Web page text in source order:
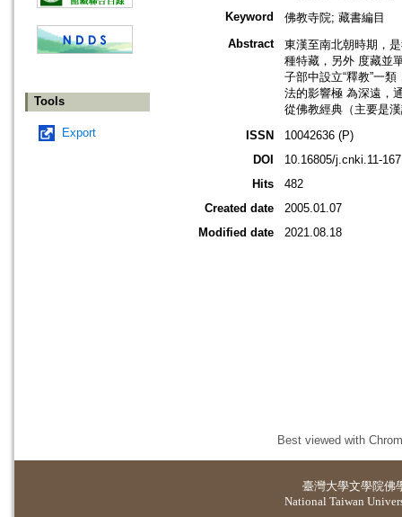
Tools
Export
Keyword
佛教寺院; 藏書編目
Abstract
東漢至南北朝時期，
種特藏，另外 度藏並
子部中設立“釋教”一
法的影響極 為深遠，
從佛教經典（主要是
ISSN
10042636 (P)
DOI
10.16805/j.cnki.11-
Hits
482
Created date
2005.01.07
Modified date
2021.08.18
Best viewed with
臺灣大學文學院佛
National Taiwan